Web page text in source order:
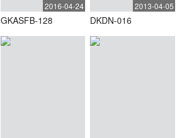
2016-04-24
GKASFB-128
2013-04-05
DKDN-016